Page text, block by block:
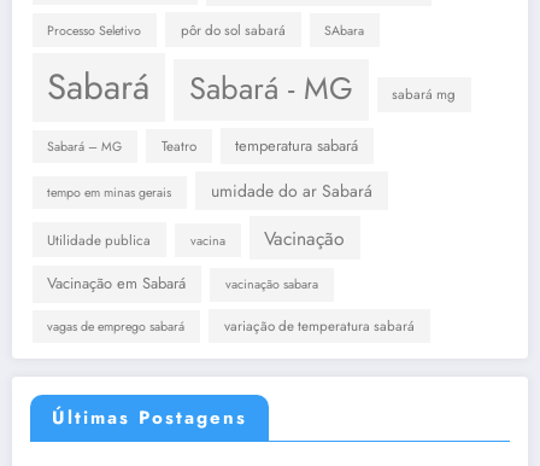
Processo Seletivo pôr do sol sabará SAbara
Sabará Sabará - MG sabará mg
Sabará – MG Teatro temperatura sabará
tempo em minas gerais umidade do ar Sabará
Utilidade publica vacina Vacinação
Vacinação em Sabará vacinação sabara
vagas de emprego sabará variação de temperatura sabará
Últimas Postagens